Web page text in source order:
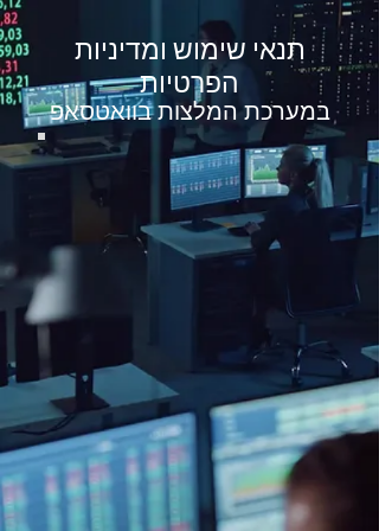
תנאי שימוש ומדיניות
הפרטיות
במערכת המלצות בוואטסאפ